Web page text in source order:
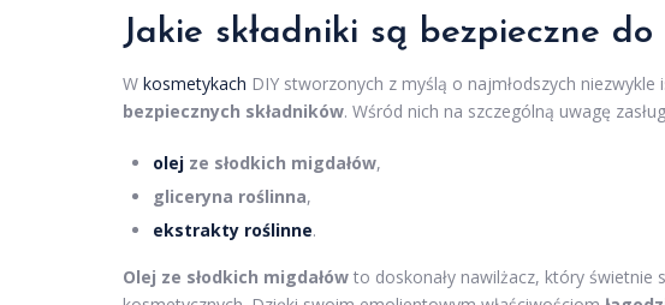
Jakie składniki są bezpieczne do
W kosmetykach DIY stworzonych z myślą o najmłodszych
bezpiecznych składników. Wśród nich na szczególną uwagę
olej ze słodkich migdałów,
gliceryna roślinna,
ekstrakty roślinne.
Olej ze słodkich migdałów to doskonały nawilżacz, który świetnie